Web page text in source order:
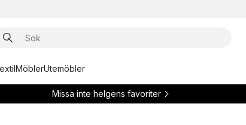
MöblerUtemöbler
Missa inte helgens favoriter